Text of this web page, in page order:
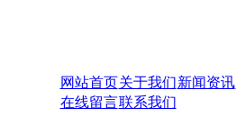
网站首页关于我们新闻资讯
在线留言联系我们